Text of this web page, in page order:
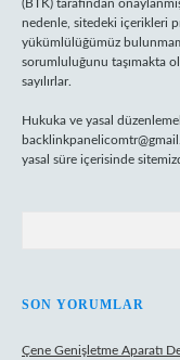
(BTK) tarafından
nedenle, sitedeki içerikleri
yükümlülüğümüz
sorumluluğunu taşımakta
sayılırlar.
Hukuka ve yasal
yasal süre içerisinde
SON YORUMLAR
Çene Genişletme Aparatı